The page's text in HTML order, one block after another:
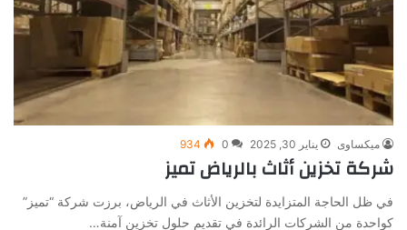
ميكساوى يناير 30, 2025 0
934
شركة تخزين أثاث بالرياض تميز
في ظل الحاجة المتزايدة لتخزين الأثاث في الرياض، برزت شركة “تميز”
كواحدة من الشركات الرائدة في تقديم حلول تخزين آمنة…